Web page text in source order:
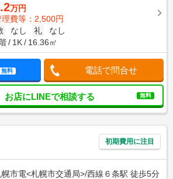
万円
理費等：2,500円
なし 礼
なし
1K 16.36㎡
無料 電話で問合せ
お店にLINEで相談する 無料
初期費用に注目
幌市電<札幌市交通局>/西線６条駅 徒歩5分